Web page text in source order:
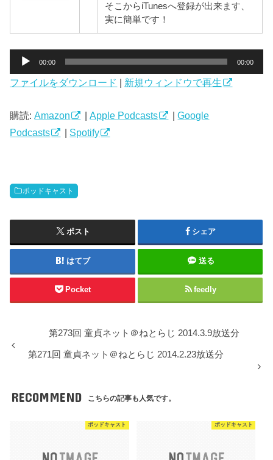
そこからiTunesへ登録が出来ます、
実に簡単です！
プ
ー
ヤ
00:00 00:00
ファイルをダウンロード | 新規ウィンドウで再生
購読:Amazon |Apple Podcasts |Google
Podcasts
Spotify
ポッドキャスト
ポスト シェア
はてブ 送る
Pocket feedly
第273回 童貞ネット＠ねとらじ 2014.3.9放送分
第271回 童貞ネット＠ねとらじ 2014.2.23放送分
RECOMMEND こちらの記事も人気です。
ポッドキャスト ポッドキャスト